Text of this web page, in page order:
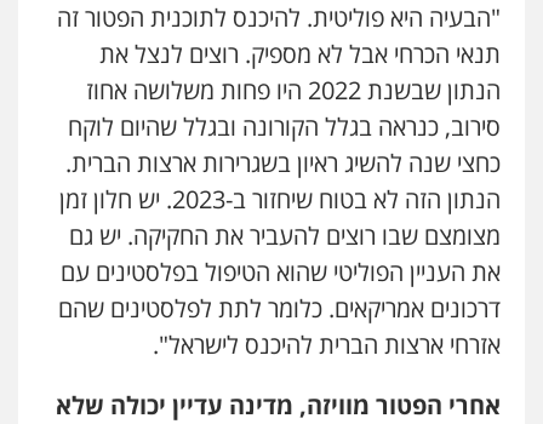
"הבעיה היא פוליטית. להיכנס לתוכנית הפטור זה
תנאי הכרחי אבל לא מספיק. רוצים לנצל את
הנתון שבשנת 2022 היו פחות משלושה אחוז
סירוב, כנראה בגלל הקורונה ובגלל שהיום לוקח
כחצי שנה להשיג ראיון בשגרירות ארצות הברית.
הנתון הזה לא בטוח שיחזור ב-2023. יש חלון זמן
מצומצם שבו רוצים להעביר את החקיקה. יש גם
את העניין הפוליטי שהוא הטיפול בפלסטינים עם
דרכונים אמריקאים. כלומר לתת לפלסטינים שהם
אזרחי ארצות הברית להיכנס לישראל".
אחרי הפטור מוויזה, מדינה עדיין יכולה שלא